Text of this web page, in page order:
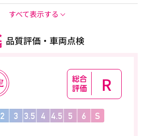
すべて表示する
品質評価・車両点検
R